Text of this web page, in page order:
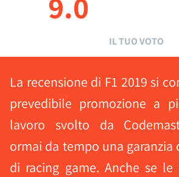
IL TUO VOTO
La recensione di F1 2019 si
prevedibile promozione a
lavoro svolto da
ormai da tempo una garanzia
di racing game. Anche se le